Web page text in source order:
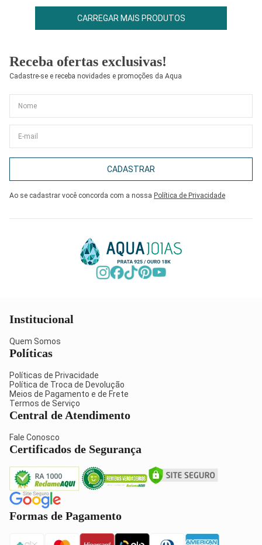
CARREGAR MAIS PRODUTOS
Receba ofertas exclusivas!
Cadastre-se e receba novidades e promoções da Aqua
CADASTRAR
Ao se cadastrar você concorda com a nossa Política de Privacidade
Institucional
Quem Somos
Políticas
Políticas de Privacidade
Política de Troca de Devolução
Meios de Pagamento e de Frete
Termos de Serviço
Central de Atendimento
Fale Conosco
Certificados de Segurança
Formas de Pagamento